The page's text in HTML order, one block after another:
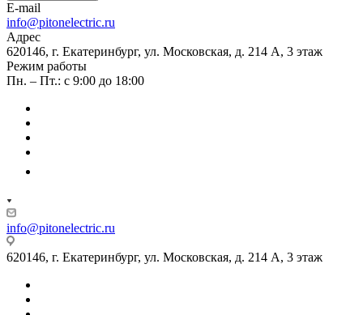
E-mail
info@pitonelectric.ru
Адрес
620146, г. Екатеринбург, ул. Московская, д. 214 А, 3 этаж
Режим работы
Пн. – Пт.: с 9:00 до 18:00
info@pitonelectric.ru
620146, г. Екатеринбург, ул. Московская, д. 214 А, 3 этаж